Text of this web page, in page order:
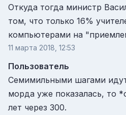
Откуда тогда министр
том, что только 16%
компьютерами на
11 марта 2018, 12:53
Пользователь
Семимильными шагами
морда уже показалась, то
лет через 300.